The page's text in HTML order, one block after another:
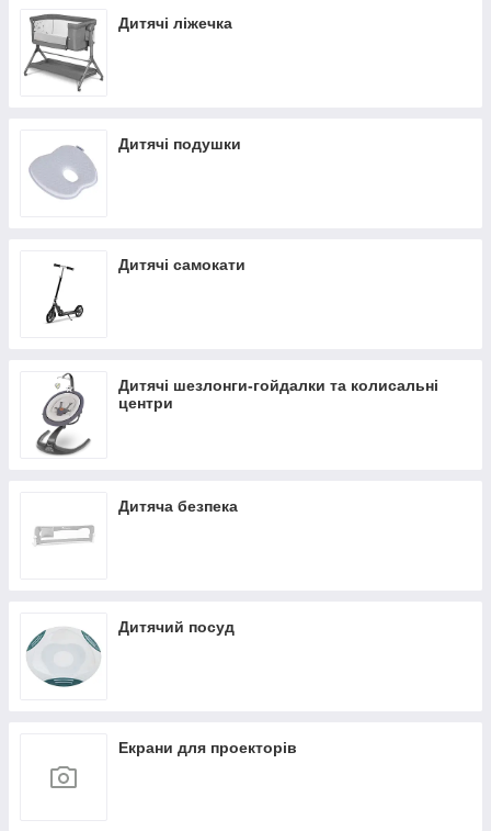
Дитячі ліжечка
Дитячі подушки
Дитячі самокати
Дитячі шезлонги-гойдалки та колисальні
центри
Дитяча безпека
Дитячий посуд
Екрани для проекторів